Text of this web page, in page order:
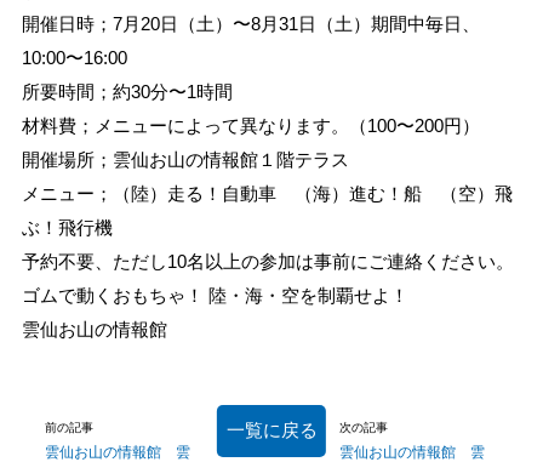
開催日時；7月20日（土）〜8月31日（土）期間中毎日、
10:00〜16:00
所要時間；約30分〜1時間
材料費；メニューによって異なります。（100〜200円）
開催場所；雲仙お山の情報館１階テラス
メニュー；（陸）走る！自動車 （海）進む！船 （空）飛
ぶ！飛行機
予約不要、ただし10名以上の参加は事前にご連絡ください。
ゴムで動くおもちゃ！ 陸・海・空を制覇せよ！
雲仙お山の情報館
前の記事
雲仙お山の情報館 雲
次の記事
雲仙お山の情報館 雲
一覧に戻る